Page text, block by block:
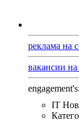
реклама на
вакансии
IT